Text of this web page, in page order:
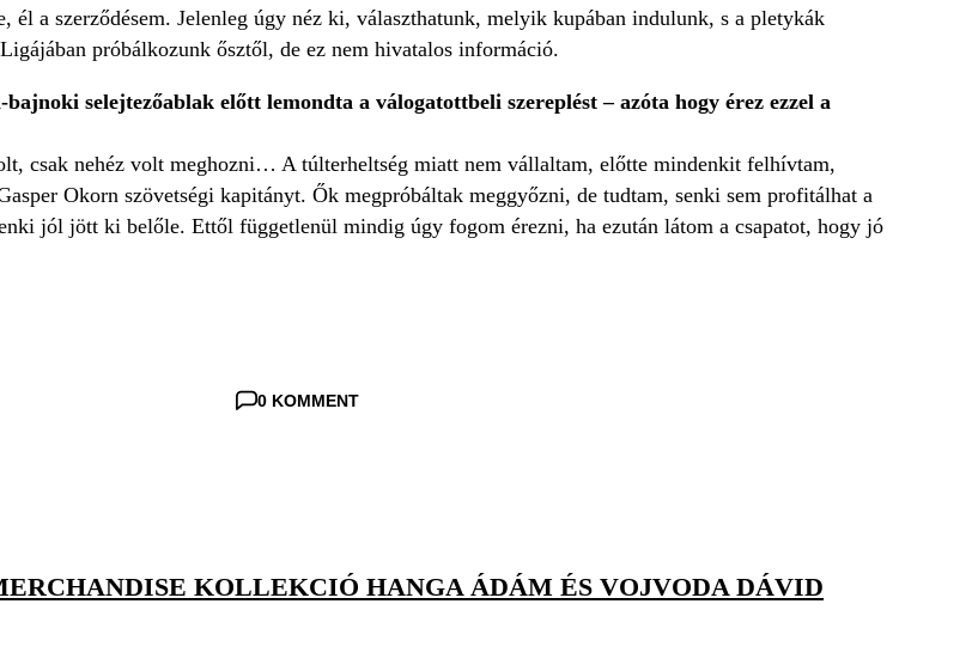
él a szerződésem. Jelenleg úgy néz ki, választhatunk, melyik kupában indulunk, s a pletykák
próbálkozunk ősztől, de ez nem hivatalos információ.
selejtezőablak előtt lemondta a válogatottbeli szereplést – azóta hogy érez ezzel a
csak nehéz volt meghozni… A túlterheltség miatt nem vállaltam, előtte mindenkit felhívtam,
Okorn szövetségi kapitányt. Ők megpróbáltak meggyőzni, de tudtam, senki sem profitálhat a
jól jött ki belőle. Ettől függetlenül mindig úgy fogom érezni, ha ezután látom a csapatot, hogy jó
0 KOMMENT
KOLLEKCIÓ HANGA ÁDÁM ÉS VOJVODA DÁVID